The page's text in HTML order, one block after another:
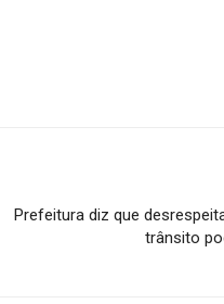
Prefeitura diz que
trânsito